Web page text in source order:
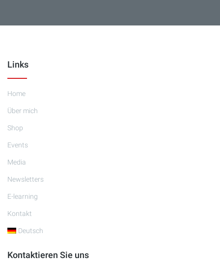
Links
Home
Über mich
Shop
Events
Media
Newsletters
E-learning
Kontakt
Deutsch
Kontaktieren Sie uns